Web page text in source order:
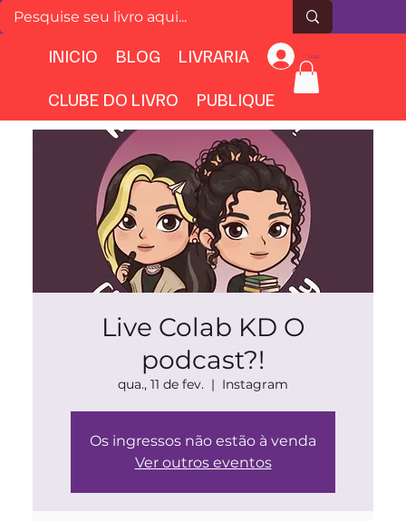
INICIO BLOG
LIVRARIA
CLUBE DO LIVRO
PUBLIQUE
Login
Live Colab KD O
podcast?!
qua., 11 de fev.
  |
Instagram
Os ingressos não estão à venda
Ver outros eventos